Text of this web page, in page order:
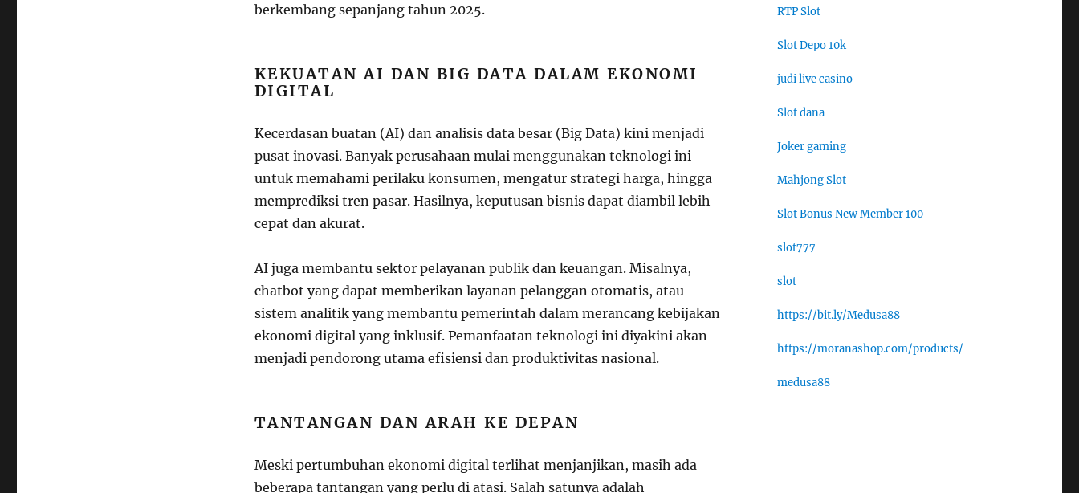
berkembang sepanjang tahun 2025.
KEKUATAN AI DAN BIG DATA DALAM EKONOMI
DIGITAL
Kecerdasan buatan (AI) dan analisis data besar (Big Data) kini menjadi
pusat inovasi. Banyak perusahaan mulai menggunakan teknologi ini
untuk memahami perilaku konsumen, mengatur strategi harga, hingga
memprediksi tren pasar. Hasilnya, keputusan bisnis dapat diambil lebih
cepat dan akurat.
AI juga membantu sektor pelayanan publik dan keuangan. Misalnya,
chatbot yang dapat memberikan layanan pelanggan otomatis, atau
sistem analitik yang membantu pemerintah dalam merancang kebijakan
ekonomi digital yang inklusif. Pemanfaatan teknologi ini diyakini akan
menjadi pendorong utama efisiensi dan produktivitas nasional.
TANTANGAN DAN ARAH KE DEPAN
Meski pertumbuhan ekonomi digital terlihat menjanjikan, masih ada
beberapa tantangan yang perlu di atasi. Salah satunya adalah
RTP Slot
Slot Depo 10k
judi live casino
Slot dana
Joker gaming
Mahjong Slot
Slot Bonus New Member 100
slot777
slot
https://bit.ly/Medusa88
https://moranashop.com/products/
medusa88